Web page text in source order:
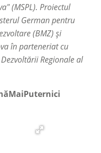
(MSPL). Proiectul
German pentru
(BMZ) și
în parteneriat cu
Regionale al